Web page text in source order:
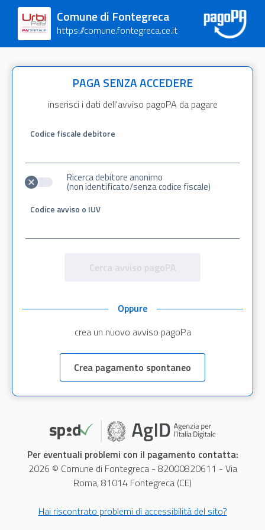
Comune di Fontegreca
https://comune.fontegreca.ce.it
PAGA SENZA ACCEDERE
inserisci i dati dell'avviso pagoPA da pagare
Codice fiscale debitore
Ricerca debitore anonimo
(non identificato/senza codice fiscale)
Codice avviso o IUV
Cerca avviso pagoPA
Oppure
crea un nuovo avviso pagoPa
Crea pagamento spontaneo
Per eventuali problemi con il pagamento contatta:
2026 © Comune di Fontegreca - 82000820611 - Via
Roma, 81014 Fontegreca (CE)
Hai riscontrato problemi di accessibilità del sito?